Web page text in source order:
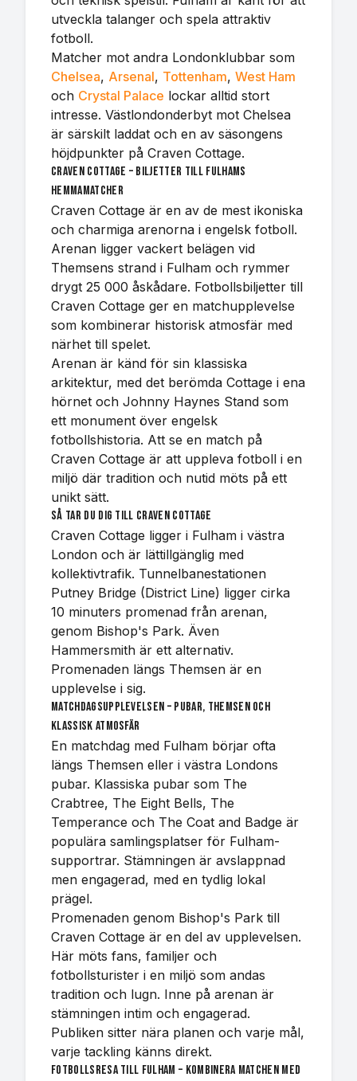
utveckla talanger och spela attraktiv
fotboll.
Matcher mot andra Londonklubbar som
Chelsea, Arsenal, Tottenham, West Ham
och Crystal Palace lockar alltid stort
intresse. Västlondonderbyt mot Chelsea
är särskilt laddat och en av säsongens
höjdpunkter på Craven Cottage.
Craven Cottage – biljetter till Fulhams
hemmamatcher
Craven Cottage är en av de mest ikoniska
och charmiga arenorna i engelsk fotboll.
Arenan ligger vackert belägen vid
Themsens strand i Fulham och rymmer
drygt 25 000 åskådare. Fotbollsbiljetter till
Craven Cottage ger en matchupplevelse
som kombinerar historisk atmosfär med
närhet till spelet.
Arenan är känd för sin klassiska
arkitektur, med det berömda Cottage i ena
hörnet och Johnny Haynes Stand som
ett monument över engelsk
fotbollshistoria. Att se en match på
Craven Cottage är att uppleva fotboll i en
miljö där tradition och nutid möts på ett
unikt sätt.
Så tar du dig till Craven Cottage
Craven Cottage ligger i Fulham i västra
London och är lättillgänglig med
kollektivtrafik. Tunnelbanestationen
Putney Bridge (District Line) ligger cirka
10 minuters promenad från arenan,
genom Bishop's Park. Även
Hammersmith är ett alternativ.
Promenaden längs Themsen är en
upplevelse i sig.
Matchdagsupplevelsen – pubar, Themsen och
klassisk atmosfär
En matchdag med Fulham börjar ofta
längs Themsen eller i västra Londons
pubar. Klassiska pubar som The
Crabtree, The Eight Bells, The
Temperance och The Coat and Badge är
populära samlingsplatser för Fulham-
supportrar. Stämningen är avslappnad
men engagerad, med en tydlig lokal
prägel.
Promenaden genom Bishop's Park till
Craven Cottage är en del av upplevelsen.
Här möts fans, familjer och
fotbollsturister i en miljö som andas
tradition och lugn. Inne på arenan är
stämningen intim och engagerad.
Publiken sitter nära planen och varje mål,
varje tackling känns direkt.
Fotbollsresa till Fulham – kombinera matchen med